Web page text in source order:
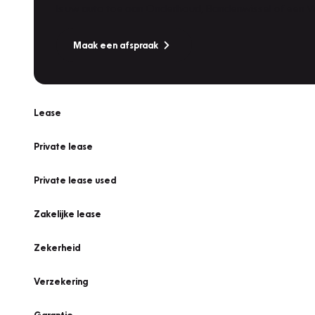
Maak een afspraak
Lease
Private lease
Private lease used
Zakelijke lease
Zekerheid
Verzekering